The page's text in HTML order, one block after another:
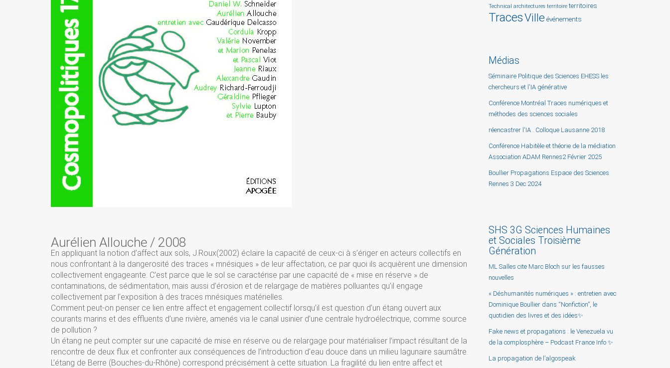
Aurélien Allouche / 2008
En appliquant la notion d’affect aux sols, J.Roux(2002) éclaire la capacité de ceux-ci à s’ériger en acteurs collectifs en
nous confrontant à la dangerosité des traces « mnésiques » de leur affectation, ce par quoi ils acquièrent une dimension
collectivement engageante. C’est parce que le sol se caractérise par une capacité de « mise en réserve » de
contaminations, de sédimentation, mais aussi d’érosion et de relargage de matières polluantes qu’il engage
collectivement par l’exposition à des traces mnésiques matérielles.
Comment peut-on penser ce lien entre affect et engagement collectif lorsqu’il est question d’un étang ouvert aux
courants marins et des effluents d’une rivière, amenés via le canal usinier d’une centrale hydroélectrique, comme source
de pollution ?
Un étang ne peut compter sur une capacité de mise en réserve ou de relargage pour matérialiser l’impact résultant de la
rencontre de deux flux et confronter aux conséquences de l’introduction d’eau douce dans un milieu lagunaire saumâtre.
L’étang de Berre (Bouches-du-Rhône) correspond précisément à cette situation. La fragilité du lien entre affect et
Technical architectures territoire territoires
TracesVille événements
Médias
Séminaire Politique des Sciences EHESS les
chercheurs et l'IA générative
Conférence Montréal Traces numériques et
méthodes des sciences sociales
réencastrer l'IA . Colloque Lausanne 2018
Conférence Habitèle et théorie de la médiation
Association ADAM Rennes2 Février 2025
Boullier Propagations Espace des Sciences
Rennes 3 Dec 2024
SHS 3G Sciences Humaines
et Sociales Troisième
Génération
ML Salles cite Marc Bloch sur les fausses
nouvelles
« Déshumanités numériques » : entretien avec
Dominique Boullier dans “Nonfiction”, le
quotidien des livres et des idées✨
Fake news et propagations : le Venezuela vu
de la complosphère – Podcast France Info ✨
La propagation de l’algospeak